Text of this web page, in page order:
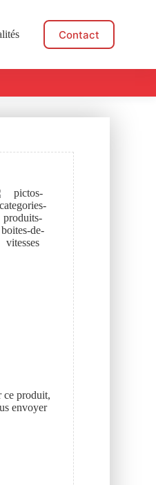
Contact
ce produit,
envoyer